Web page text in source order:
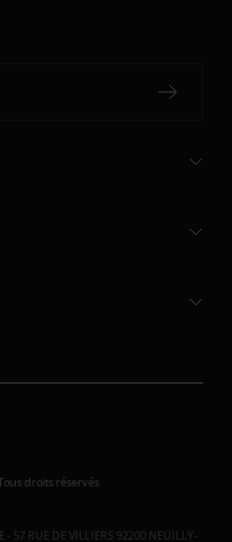
droits réservés
57 RUE DE VILLIERS 92200 NEUILLY-